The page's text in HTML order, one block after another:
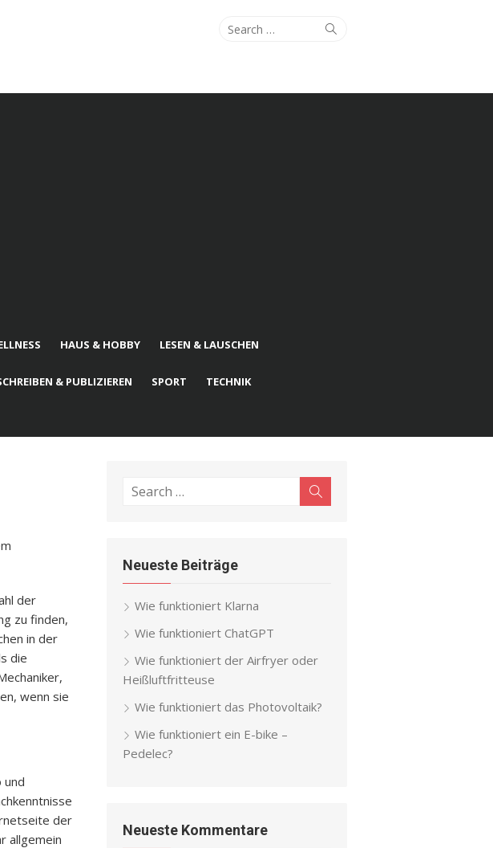
Search
Search
HAUS & HOBBY LESEN & LAUSCHEN
& PUBLIZIEREN SPORT TECHNIK
der
zu finden,
in der
die
wenn sie
und
der
allgemein
Search
Neueste Beiträge
Wie funktioniert Klarna
Wie funktioniert ChatGPT
Wie funktioniert der Airfryer oder
Heißluftfritteuse
Wie funktioniert das Photovoltaik?
Wie funktioniert ein E-bike –
Pedelec?
Neueste Kommentare